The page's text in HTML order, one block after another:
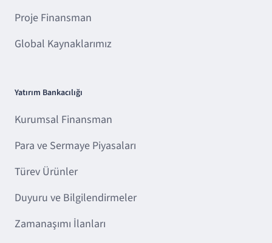
Proje Finansman
Global Kaynaklarımız
Yatırım Bankacılığı
Kurumsal Finansman
Para ve Sermaye Piyasaları
Türev Ürünler
Duyuru ve Bilgilendirmeler
Zamanaşımı İlanları